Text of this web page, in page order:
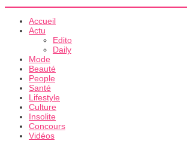
Accueil
Actu
Edito
Daily
Mode
Beauté
People
Santé
Lifestyle
Culture
Insolite
Concours
Vidéos